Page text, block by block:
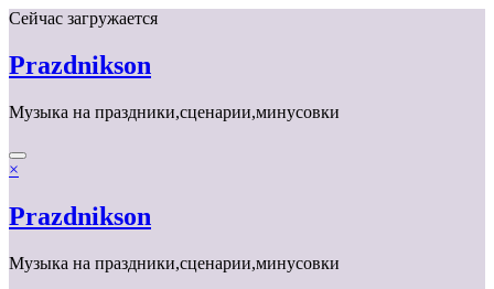
Перейти
содержимому
Сейчас загружается
Prazdnikson
Музыка на праздники,сценарии,минусовки
×
Prazdnikson
Музыка на праздники,сценарии,минусовки